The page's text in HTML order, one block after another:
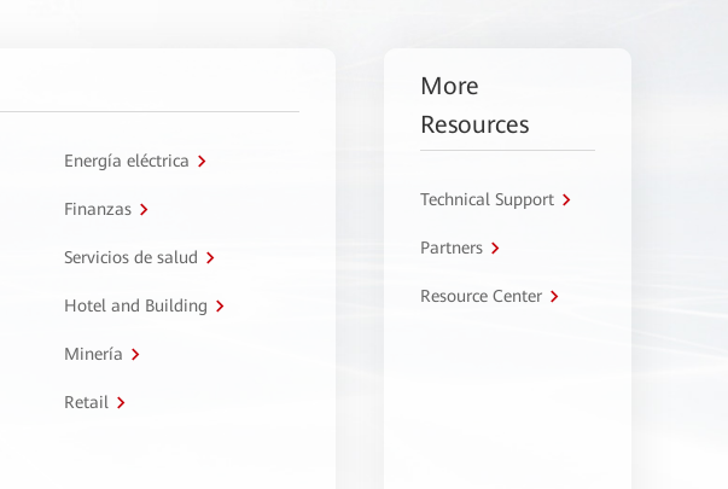
Energía eléctrica
Finanzas
Servicios de salud
Hotel and Building
Minería
Retail
More
Resources
Technical Support
Partners
Resource Center